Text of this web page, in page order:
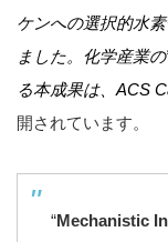
ケンへの選択的水
ました。化学産業
る本成果は、ACS
開されています。
“Mechanistic